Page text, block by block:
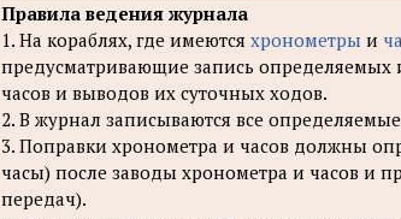
Правила ведения журнала
1. На кораблях, где имеются хронометры и
предусматривающие запись определяемых
часов и выводов их суточных ходов.
2. В журнал записываются все
3. Поправки хронометра и часов должны
часы) после заводы хронометра и часов и
передач).